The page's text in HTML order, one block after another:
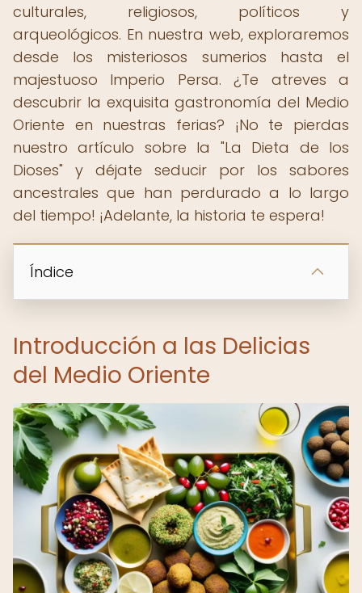
culturales, religiosos, políticos y
arqueológicos. En nuestra web, exploraremos
desde los misteriosos sumerios hasta el
majestuoso Imperio Persa. ¿Te atreves a
descubrir la exquisita gastronomía del Medio
Oriente en nuestras ferias? ¡No te pierdas
nuestro artículo sobre la "La Dieta de los
Dioses" y déjate seducir por los sabores
ancestrales que han perdurado a lo largo
del tiempo! ¡Adelante, la historia te espera!
Índice
Introducción a las Delicias
del Medio Oriente